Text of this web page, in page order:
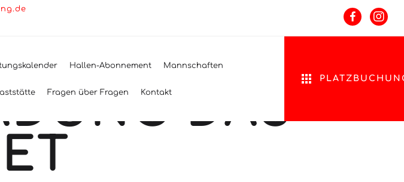
Hallen-Abonnement Mannschaften
Fragen über Fragen Kontakt
BEI
DAS